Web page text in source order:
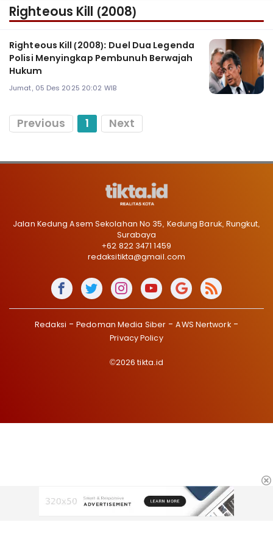
Righteous Kill (2008)
Righteous Kill (2008): Duel Dua Legenda
Polisi Menyingkap Pembunuh Berwajah
Hukum
Jumat, 05 Des 2025 20:02 WIB
Previous 1 Next
Jalan Kedung Asem Sekolahan No 35, Kedung Baruk, Rungkut,
Surabaya
+62 822 3471 1459
redaksitikta@gmail.com
Redaksi Pedoman Media Siber
AWS Nertwork
Privacy Policy
©2026 tikta.id